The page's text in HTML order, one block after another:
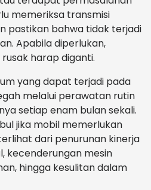
memeriksa transmisi
pastikan bahwa tidak terjadi
Apabila diperlukan,
harap diganti.
yang dapat terjadi pada
melalui perawatan rutin
setiap enam bulan sekali.
jika mobil memerlukan
dari penurunan kinerja
kecenderungan mesin
hingga kesulitan dalam